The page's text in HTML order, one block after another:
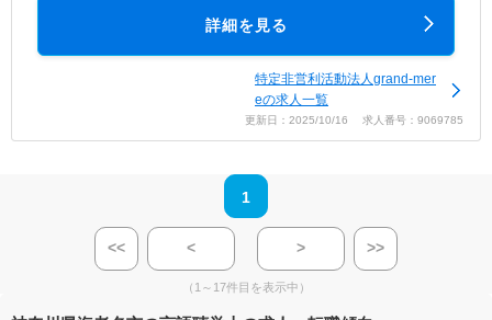
詳細を見る
特定非営利活動法人grand-mer
eの求人一覧
更新日：2025/10/16 求人番号：9069785
1
<< < > >>
（1～17件目を表示中）